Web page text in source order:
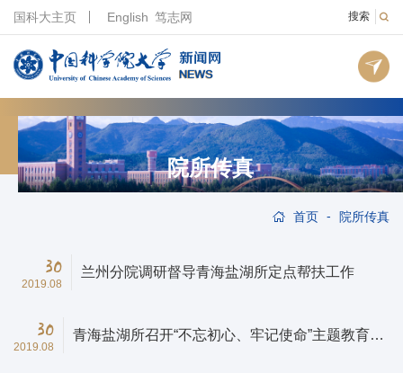
搜索
国科大主页 English 笃志网
院所传真
首页 - 院所传真
30
2019.08
兰州分院调研督导青海盐湖所定点帮扶工作
30
2019.08
青海盐湖所召开“不忘初心、牢记使命”主题教育专